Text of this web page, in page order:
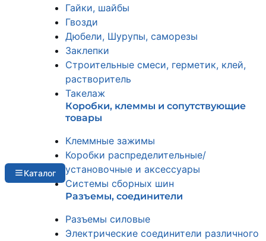
Каталог
Гайки, шайбы
Гвозди
Дюбели, Шурупы, саморезы
Заклепки
Строительные смеси, герметик, клей,
растворитель
Такелаж
Коробки, клеммы и сопутствующие
товары
Клеммные зажимы
Коробки распределительные/
установочные и аксессуары
Системы сборных шин
Разъемы, соединители
Разъемы силовые
Электрические соединители различного